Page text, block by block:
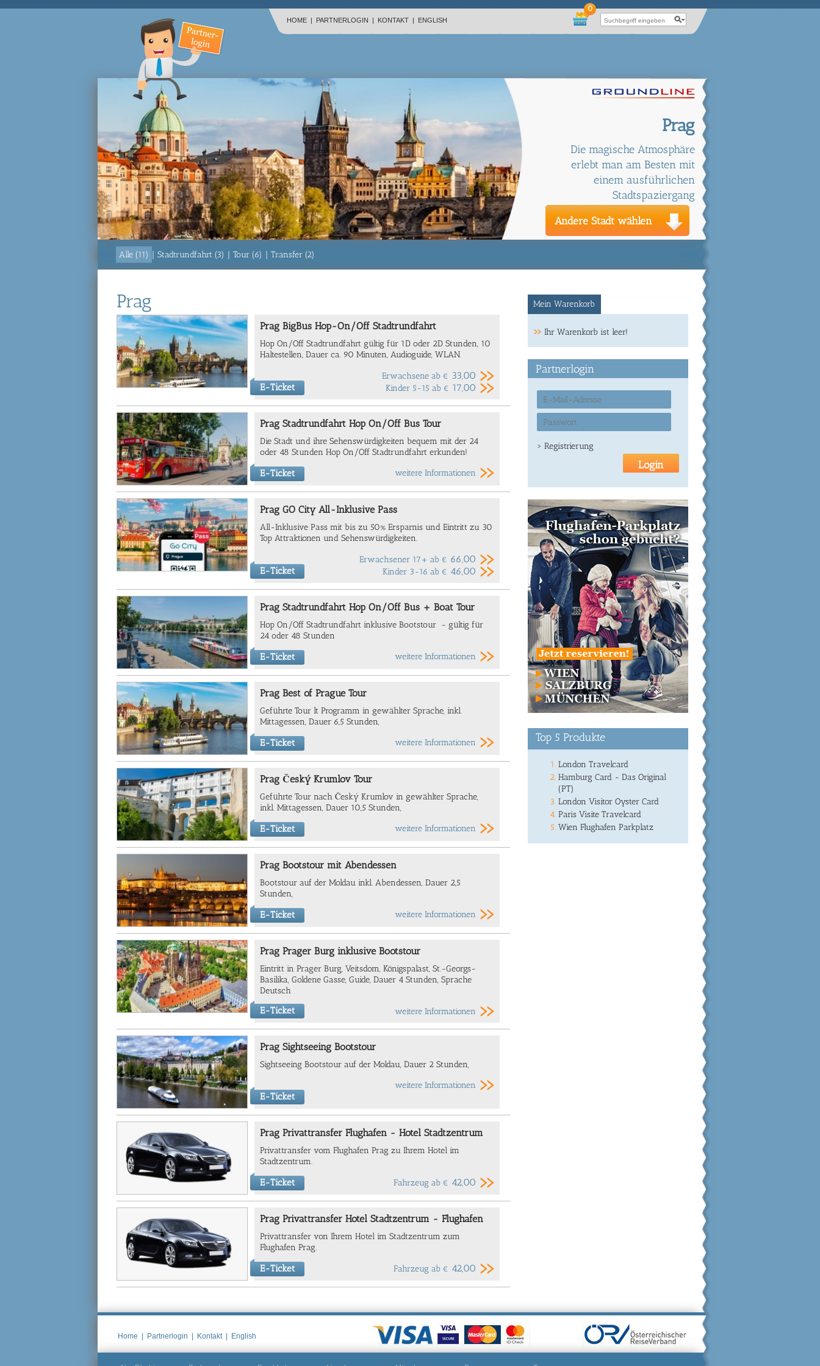
HOME | PARTNERLOGIN | KONTAKT | ENGLISH
0
Prag
Die magische Atmosphäre
erlebt man am Besten mit
einem ausführlichen
Stadtspaziergang
Andere Stadt wählen
Alle (11) | Stadtrundfahrt (3) | Tour (6) | Transfer (2)
Prag
Prag BigBus Hop-On/Off Stadtrundfahrt
Hop On/Off Stadtrundfahrt gültig für 1D oder 2D Stunden, 10
Haltestellen, Dauer ca. 90 Minuten, Audioguide, WLAN.
Erwachsene ab € 33,00
Kinder 5-15 ab € 17,00
E-Ticket
Prag Stadtrundfahrt Hop On/Off Bus Tour
Die Stadt und ihre Sehenswürdigkeiten bequem mit der 24
oder 48 Stunden Hop On/Off Stadtrundfahrt erkunden!
weitere Informationen
E-Ticket
Prag GO City All-Inklusive Pass
All-Inklusive Pass mit bis zu 50% Ersparnis und Eintritt zu 30
Top Attraktionen und Sehenswürdigkeiten.
Erwachsener 17+ ab € 66,00
Kinder 3-16 ab € 46,00
E-Ticket
Prag Stadtrundfahrt Hop On/Off Bus + Boat Tour
Hop On/Off Stadtrundfahrt inklusive Bootstour - gültig für
24 oder 48 Stunden
weitere Informationen
E-Ticket
Prag Best of Prague Tour
Geführte Tour lt Programm in gewählter Sprache, inkl.
Mittagessen, Dauer 6,5 Stunden,
weitere Informationen
E-Ticket
Prag Český Krumlov Tour
Geführte Tour nach Český Krumlov in gewählter Sprache,
inkl. Mittagessen, Dauer 10,5 Stunden,
weitere Informationen
E-Ticket
Prag Bootstour mit Abendessen
Bootstour auf der Moldau inkl. Abendessen, Dauer 2,5
Stunden,
weitere Informationen
E-Ticket
Prag Prager Burg inklusive Bootstour
Eintritt in Prager Burg, Veitsdom, Königspalast, St.-Georgs-
Basilika, Goldene Gasse, Guide, Dauer 4 Stunden, Sprache
Deutsch
weitere Informationen
E-Ticket
Prag Sightseeing Bootstour
Sightseeing Bootstour auf der Moldau, Dauer 2 Stunden,
weitere Informationen
E-Ticket
Prag Privattransfer Flughafen - Hotel Stadtzentrum
Privattransfer vom Flughafen Prag zu Ihrem Hotel im
Stadtzentrum.
Fahrzeug ab € 42,00
E-Ticket
Prag Privattransfer Hotel Stadtzentrum - Flughafen
Privattransfer von Ihrem Hotel im Stadtzentrum zum
Flughafen Prag.
Fahrzeug ab € 42,00
E-Ticket
Mein Warenkorb
Ihr Warenkorb ist leer!
Partnerlogin
> Registrierung
Top 5 Produkte
London Travelcard
Hamburg Card - Das Original
(PT)
London Visitor Oyster Card
Paris Visite Travelcard
Wien Flughafen Parkplatz
Home Partnerlogin Kontakt English